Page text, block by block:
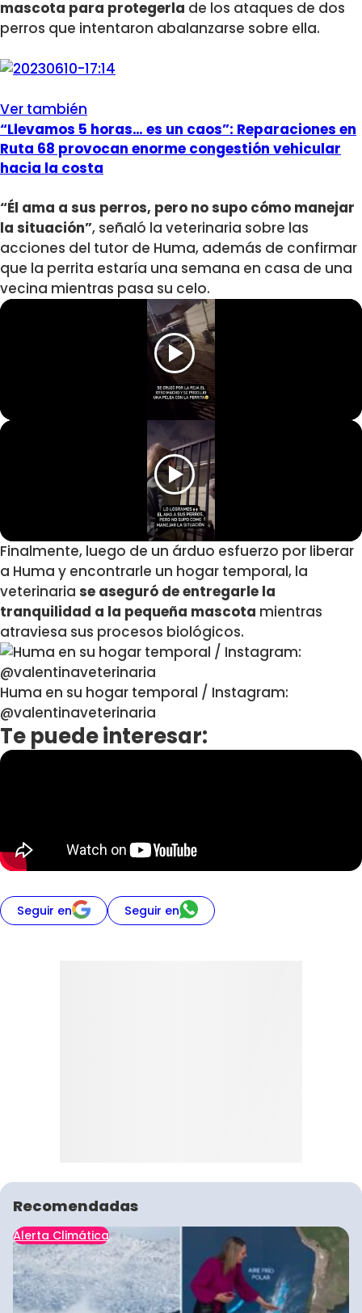
mascota para protegerla de los ataques de dos
perros que intentaron abalanzarse sobre ella.
Ver también
“Llevamos 5 horas… es un caos”: Reparaciones en
Ruta 68 provocan enorme congestión vehicular
hacia la costa
“Él ama a sus perros, pero no supo cómo manejar
la situación”, señaló la veterinaria sobre las
acciones del tutor de Huma, además de confirmar
que la perrita estaría una semana en casa de una
vecina mientras pasa su celo.
Finalmente, luego de un árduo esfuerzo por liberar
a Huma y encontrarle un hogar temporal, la
veterinaria se aseguró de entregarle la
tranquilidad a la pequeña mascota mientras
atraviesa sus procesos biológicos.
Huma en su hogar temporal / Instagram:
@valentinaveterinaria
Te puede interesar:
Seguir en Seguir en
Recomendadas
Alerta Climática